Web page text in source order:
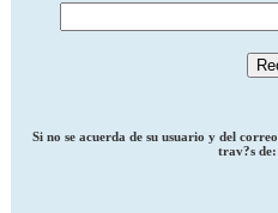
Si no se acuerda de su usuario y del
trav?s de: